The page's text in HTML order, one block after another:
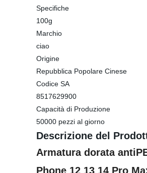
Specifiche
100g
Marchio
ciao
Origine
Repubblica Popolare Cinese
Codice SA
8517629900
Capacità di Produzione
50000 pezzi al giorno
Descrizione del
Armatura dorata
Phone 12 13 14 Pro